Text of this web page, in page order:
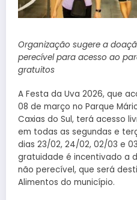
Organização sugere a
perecível para acesso ao
gratuitos
A Festa da Uva 2026, que
08 de março no Parque
Caxias do Sul, terá acesso
em todas as segundas e
dias 23/02, 24/02, 02/03 e
gratuidade é incentivado a
não perecível, que será
Alimentos do município.